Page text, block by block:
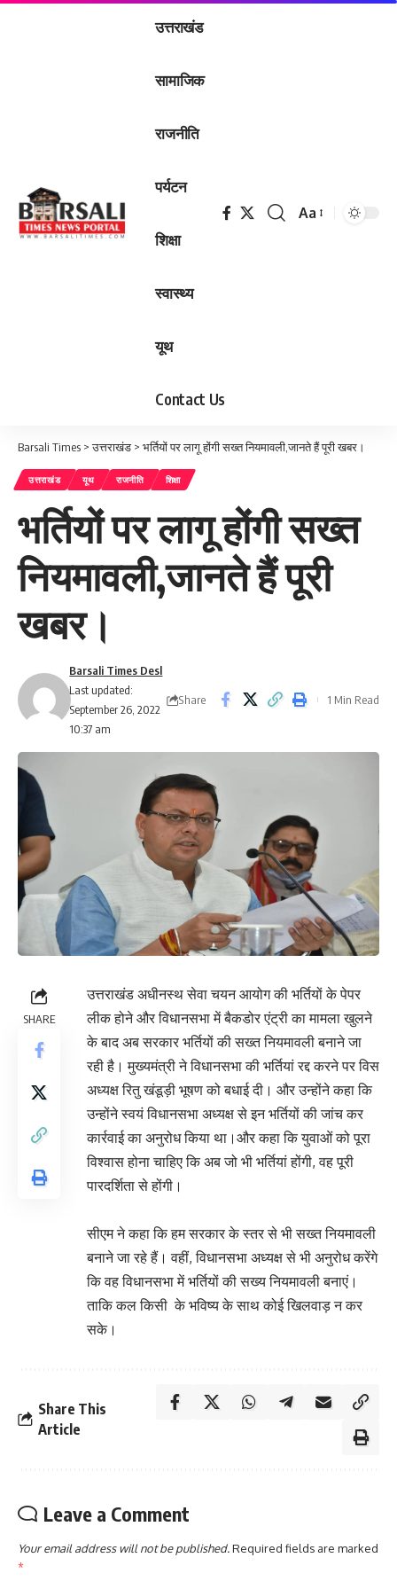
उत्तराखंड
सामाजिक
राजनीति
पर्यटन
शिक्षा
स्वास्थ्य
यूथ
Contact Us
Font
Aa
Barsali Times >उत्तराखंड > भर्तियों पर लागू होंगी सख्त नियमावली,जानते हैं पूरी खबर।
उत्तराखंड यूथ राजनीति शिक्षा
भर्तियों पर लागू होंगी सख्त
नियमावली,जानते हैं पूरी
खबर।
Last updated:
September 26, 2022
10:37 am
Barsali Times Desl
Share 1 Min Read
SHARE
उत्तराखंड अधीनस्थ सेवा चयन आयोग की भर्तियों के पेपर
लीक होने और विधानसभा में बैकडोर एंट्री का मामला खुलने
के बाद अब सरकार भर्तियों की सख्त नियमावली बनाने जा
रही है। मुख्यमंत्री ने विधानसभा की भर्तियां रद्द करने पर विस
अध्यक्ष रितु खंडूड़ी भूषण को बधाई दी। और उन्होंने कहा कि
उन्होंने स्वयं विधानसभा अध्यक्ष से इन भर्तियों की जांच कर
कार्रवाई का अनुरोध किया था।और कहा कि युवाओं को पूरा
विश्वास होना चाहिए कि अब जो भी भर्तियां होंगी, वह पूरी
पारदर्शिता से होंगी।
सीएम ने कहा कि हम सरकार के स्तर से भी सख्त नियमावली
बनाने जा रहे हैं। वहीं, विधानसभा अध्यक्ष से भी अनुरोध करेंगे
कि वह विधानसभा में भर्तियों की सख्य नियमावली बनाएं।
ताकि कल किसी के भविष्य के साथ कोई खिलवाड़ न कर
सके।
Share This
Article
Leave a Comment
Your email address will not be published.Required fields are marked
*